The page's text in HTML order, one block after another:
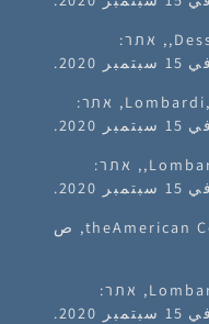
Dessal,G., Qué es un canalla,, אתר:
[4] Lombardi,G., Qué es la perversión, אתר:
[5] Lombardi,G., Qué es un canalla,, אתר:
[6] theAmerican College Dictionary , 1949, ص
[7] Lombardi,G., Qué es un canalla, אתר: